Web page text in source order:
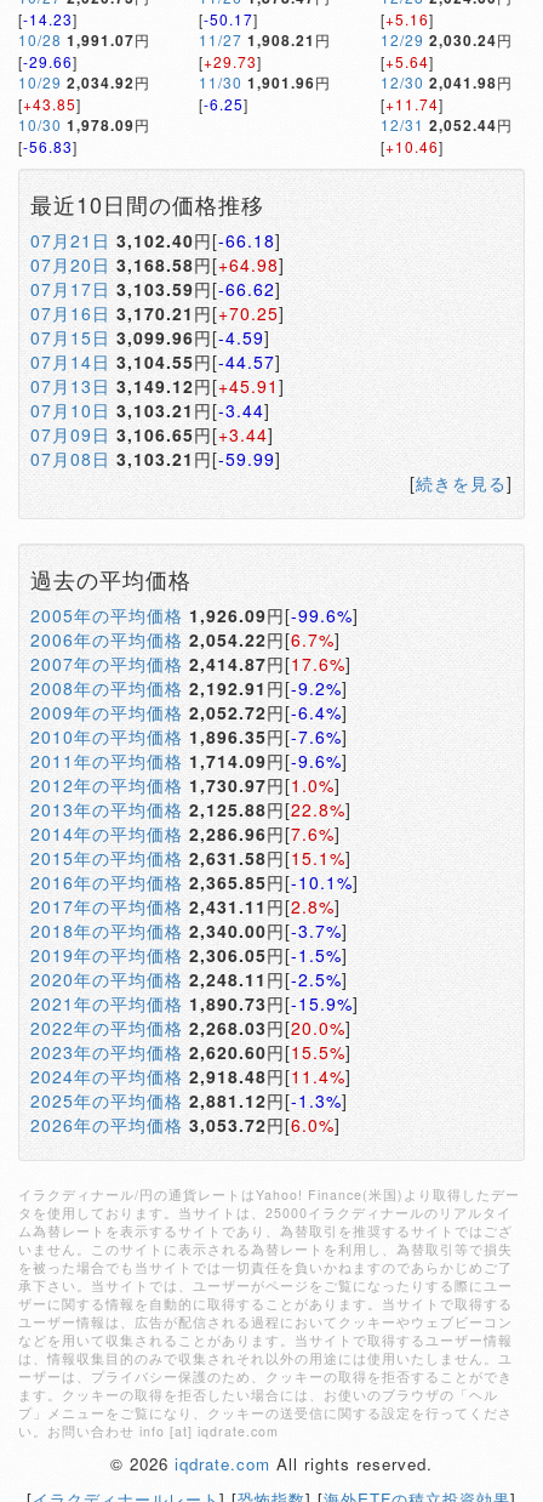
[-14.23]
10/28 1,991.07円
[-29.66]
10/29 2,034.92円
[+43.85]
10/30 1,978.09円
[-56.83]
[-50.17]
11/27 1,908.21 円
[+29.73]
11/30 1,901.96円
[-6.25]
[+5.16]
12/29 2,030.24円
[+5.64]
12/30 2,041.98円
[+11.74]
12/31 2,052.44円
[+10.46]
最近10日間の価格推移
07月21日 3,102.40円[-66.18]
07月20日 3,168.58円[+64.98]
07月17日 3,103.59円[-66.62]
07月16日 3,170.21 円[+70.25]
07月15日 3,099.96円[-4.59]
07月14日 3,104.55円[-44.57]
07月13日 3,149.12円[+45.91 ]
07月10日 3,103.21円[-3.44]
07月09日 3,106.65円[+3.44]
07月08日 3,103.21 円[-59.99]
[続きを見る]
過去の平均価格
2005年の平均価格 1,926.09円[-99.6%]
2006年の平均価格 2,054.22円[6.7%]
2007年の平均価格 2,414.87円[17.6%]
2008年の平均価格 2,192.91 円[-9.2%]
2009年の平均価格 2,052.72円[-6.4%]
2010年の平均価格 1,896.35円[-7.6%]
2011年の平均価格 1,714.09円[-9.6%]
2012年の平均価格 1,730.97円[1.0%]
2013年の平均価格 2,125.88円[22.8%]
2014年の平均価格 2,286.96円[7.6%]
2015年の平均価格 2,631.58円[15.1%]
2016年の平均価格 2,365.85円[-10.1%]
2017年の平均価格 2,431.11 円[2.8%]
2018年の平均価格 2,340.00円[-3.7%]
2019年の平均価格 2,306.05円[-1.5%]
2020年の平均価格 2,248.11 円[-2.5%]
2021年の平均価格 1,890.73円[-15.9%]
2022年の平均価格 2,268.03円[20.0%]
2023年の平均価格 2,620.60円[15.5%]
2024年の平均価格 2,918.48円[11.4%]
2025年の平均価格 2,881.12円[-1.3%]
2026年の平均価格 3,053.72円[6.0%]
イラクディナール/円の通貨レートはYahoo! Finance(米国)より取得したデー
タを使用しております。当サイトは、25000イラクディナールのリアルタイ
ム為替レートを表示するサイトであり、為替取引を推奨するサイトではござ
いません。このサイトに表示される為替レートを利用し、為替取引等で損失
を被った場合でも当サイトでは一切責任を負いかねますのであらかじめご了
承下さい。当サイトでは、ユーザーがページをご覧になったりする際にユー
ザーに関する情報を自動的に取得することがあります。当サイトで取得する
ユーザー情報は、広告が配信される過程においてクッキーやウェブビーコン
などを用いて収集されることがあります。当サイトで取得するユーザー情報
は、情報収集目的のみで収集されそれ以外の用途には使用いたしません。ユ
ーザーは、プライバシー保護のため、クッキーの取得を拒否することができ
ます。クッキーの取得を拒否したい場合には、お使いのブラウザの「ヘル
プ」メニューをご覧になり、クッキーの送受信に関する設定を行ってくださ
い。お問い合わせ info [at] iqdrate.com
© 2026 iqdrate.com All rights reserved.